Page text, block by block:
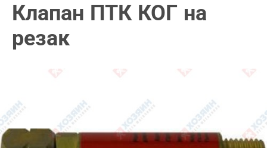
Клапан ПТК КОГ на
резак